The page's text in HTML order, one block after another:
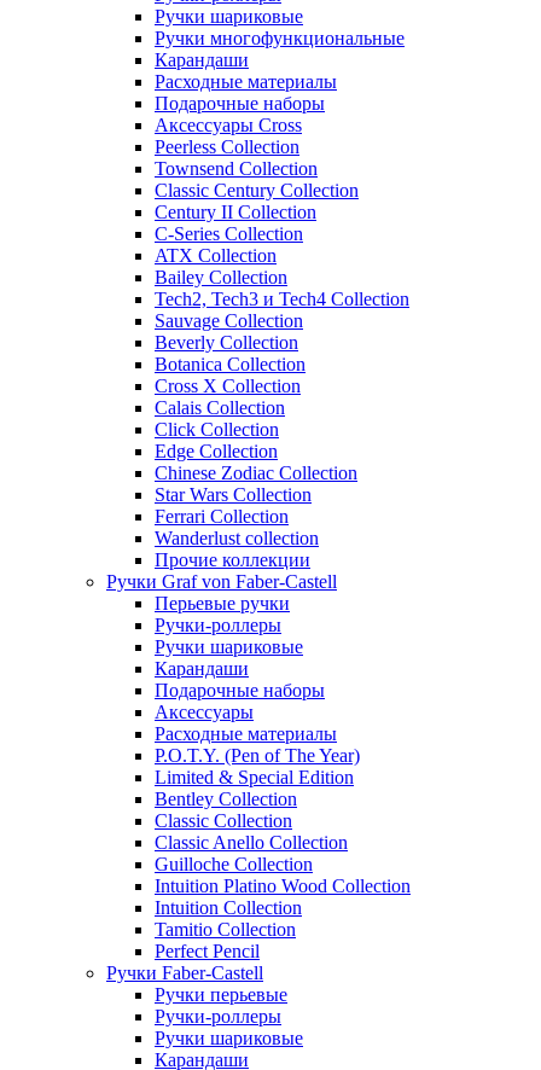
Ручки шариковые
Ручки многофункциональные
Карандаши
Расходные материалы
Подарочные наборы
Аксессуары Cross
Peerless Collection
Townsend Collection
Classic Century Collection
Century II Collection
C-Series Collection
ATX Collection
Bailey Collection
Tech2, Tech3 и Tech4 Collection
Sauvage Collection
Beverly Collection
Botanica Collection
Cross X Collection
Calais Collection
Click Collection
Edge Collection
Chinese Zodiac Collection
Star Wars Collection
Ferrari Collection
Wanderlust collection
Прочие коллекции
Ручки Graf von Faber-Castell
Перьевые ручки
Ручки-роллеры
Ручки шариковые
Карандаши
Подарочные наборы
Аксессуары
Расходные материалы
P.O.T.Y. (Pen of The Year)
Limited & Special Edition
Bentley Collection
Classic Collection
Classic Anello Collection
Guilloche Collection
Intuition Platino Wood Collection
Intuition Collection
Tamitio Collection
Perfect Pencil
Ручки Faber-Castell
Ручки перьевые
Ручки-роллеры
Ручки шариковые
Карандаши